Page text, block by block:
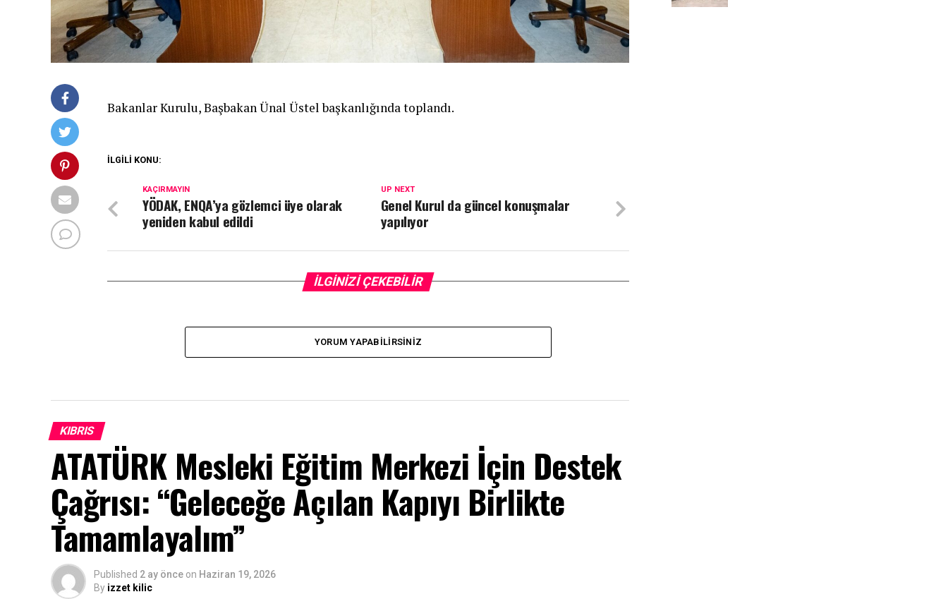
Bakanlar Kurulu, Başbakan Ünal Üstel başkanlığında toplandı.
İLGİLİ KONU:
UP NEXT
Genel Kurul da güncel konuşmalar
yapılıyor
KAÇIRMAYIN
YÖDAK, ENQA’ya gözlemci üye olarak
yeniden kabul edildi
İLGİNİZİ ÇEKEBİLİR
YORUM YAPABILIRSINIZ
KIBRIS
ATATÜRK Mesleki Eğitim Merkezi İçin Destek
Çağrısı: “Geleceğe Açılan Kapıyı Birlikte
Tamamlayalım”
Published 2 ay önce on Haziran 19, 2026
By izzet kilic